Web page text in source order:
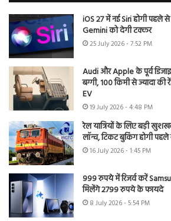
iOS 27 में नई Siri होगी पहले से
Gemini को देगी टक्कर
25 July 2026 - 7:52 PM
Audi और Apple के पूर्व
बग्गी, 100 किमी से ज्यादा
EV
19 July 2026 - 4:48 PM
रेल यात्रियों के लिए बड़ी
लॉन्च, टिकट बुकिंग होगी
16 July 2026 - 1:45 PM
999 रुपये में रिजर्व करें
मिलेंगे 2799 रुपये के फायदे
8 July 2026 - 5:54 PM